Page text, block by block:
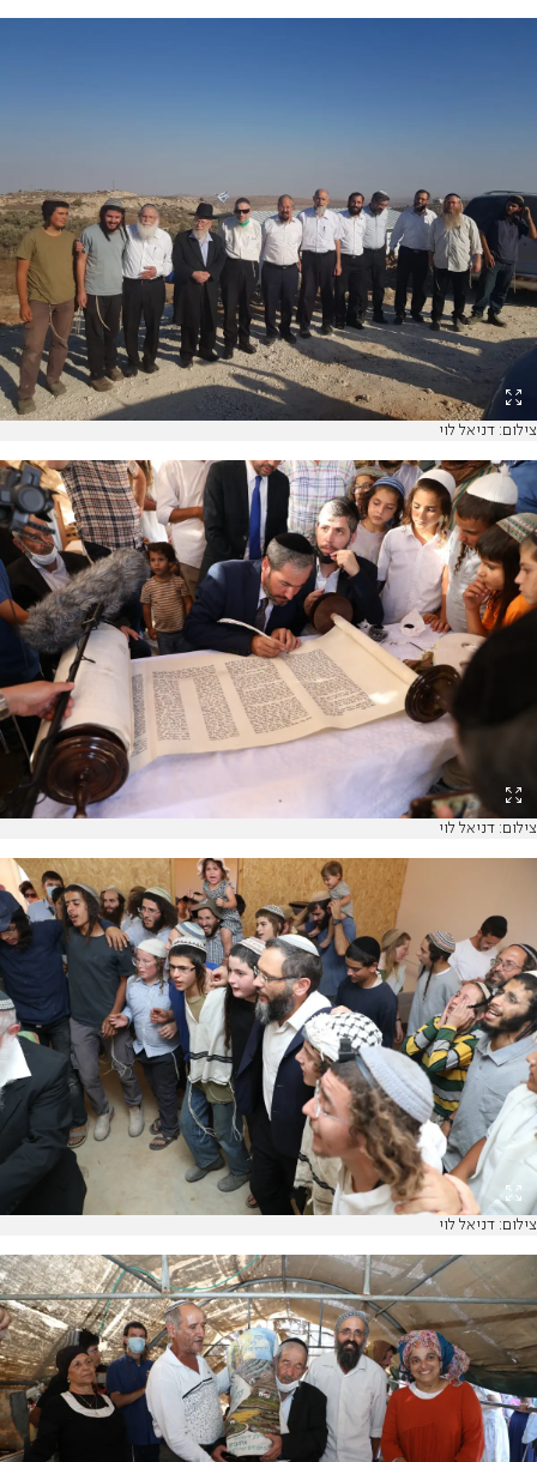
צילום: דניאל לוי
צילום: דניאל לוי
צילום: דניאל לוי